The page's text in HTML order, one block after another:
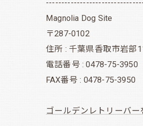
Magnolia Dog Site
〒287-0102
住所 : 千葉県香取市岩部
電話番号 : 0478-75-3950
FAX番号 : 0478-75-3950
ゴールデンレトリーバー